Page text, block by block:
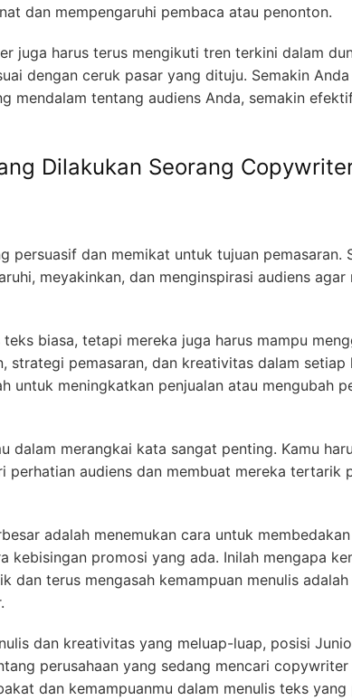
dan mempengaruhi pembaca atau penonton.
juga harus terus mengikuti tren terkini dalam
dengan ceruk pasar yang dituju. Semakin
mendalam tentang audiens Anda, semakin
Dilakukan Seorang
persuasif dan memikat untuk tujuan pemasaran.
meyakinkan, dan menginspirasi audiens agar
biasa, tetapi mereka juga harus mampu
strategi pemasaran, dan kreativitas dalam setiap
untuk meningkatkan penjualan atau mengubah
dalam merangkai kata sangat penting. Kamu
perhatian audiens dan membuat mereka tertarik
adalah menemukan cara untuk
kebisingan promosi yang ada. Inilah mengapa
dan terus mengasah kemampuan menulis
dan kreativitas yang meluap-luap, posisi
perusahaan yang sedang mencari
dan kemampuanmu dalam menulis teks